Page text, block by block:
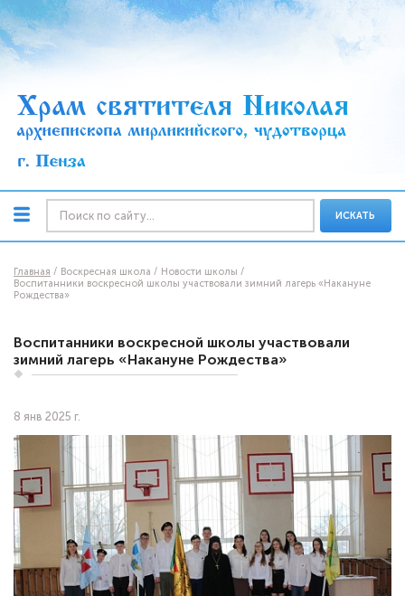
ИСКАТЬ
Главная Воскресная школа
Новости школы
Воспитанники воскресной школы участвовали зимний лагерь «Накануне
Рождества»
Воспитанники воскресной школы участвовали
зимний лагерь «Накануне Рождества»
8 янв 2025 г.